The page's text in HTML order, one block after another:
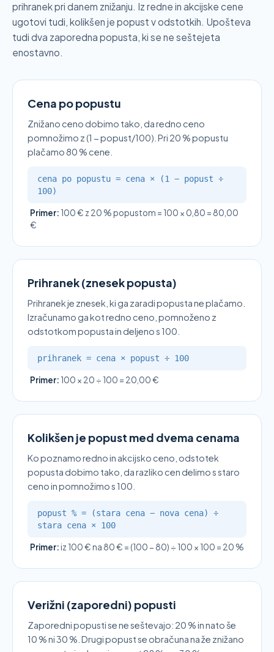
prihranek pri danem znižanju. Iz redne in akcijske cene
ugotovi tudi, kolikšen je popust v odstotkih. Upošteva
tudi dva zaporedna popusta, ki se ne seštejeta
enostavno.
Cena po popustu
Znižano ceno dobimo tako, da redno ceno
pomnožimo z (1 − popust/100). Pri 20 % popustu
plačamo 80 % cene.
cena po popustu = cena × (1 − popust ÷
100)
Primer: 100 € z 20 % popustom = 100 × 0,80 = 80,00
€
Prihranek (znesek popusta)
Prihranek je znesek, ki ga zaradi popusta ne plačamo.
Izračunamo ga kot redno ceno, pomnoženo z
odstotkom popusta in deljeno s 100.
prihranek = cena × popust ÷ 100
Primer: 100 × 20 ÷ 100 = 20,00 €
Kolikšen je popust med dvema cenama
Ko poznamo redno in akcijsko ceno, odstotek
popusta dobimo tako, da razliko cen delimo s staro
ceno in pomnožimo s 100.
popust % = (stara cena − nova cena) ÷
stara cena × 100
Primer: iz 100 € na 80 € = (100 − 80) ÷ 100 × 100 = 20 %
Verižni (zaporedni) popusti
Zaporedni popusti se ne seštevajo: 20 % in nato še
10 % ni 30 %. Drugi popust se obračuna na že znižano